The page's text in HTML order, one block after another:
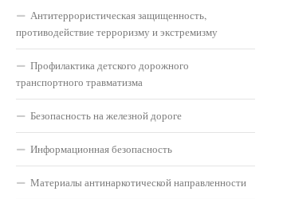
Антитеррористическая защищенность,
противодействие терроризму и экстремизму
Профилактика детского дорожного
транспортного травматизма
Безопасность на железной дороге
Информационная безопасность
Материалы антинаркотической направленности